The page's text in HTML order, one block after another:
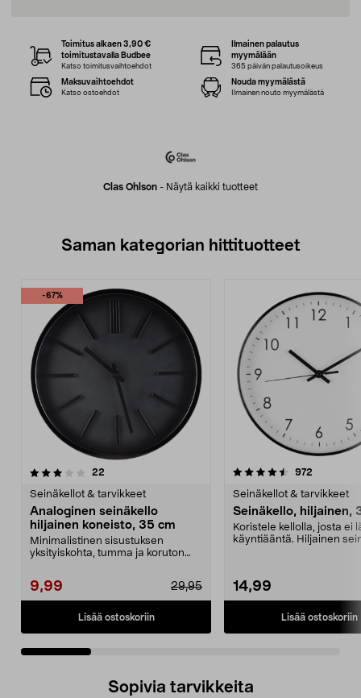
Clas Ohlson - Näytä kaikki tuotteet
Toimitus alkaen 3,90 €
toimitustavalla Budbee
Katso toimitusvaihtoehdot
Ilmainen palautus
myymälään
365 päivän palautusoikeus
Maksuvaihtoehdot
Katso ostoehdot
Nouda myymälästä
Ilmainen nouto myymälästä
Saman kategorian hittituotteet
-67%
22
Seinäkellot & tarvikkeet
Analoginen seinäkello
hiljainen koneisto, 35 cm
Minimalistinen sisustuksen
yksityiskohta, tumma ja koruton
9,99 29,95
Lisää ostoskoriin
4.5 viidestä
972
Seinäkellot & tarvikkeet
Seinäkello, hiljainen,
Koristele kellolla, josta ei
käyntiääntä. Hiljainen
14,99
Lisää ostoskoriin
0.0 viidestä
Sopivia tarvikkeita